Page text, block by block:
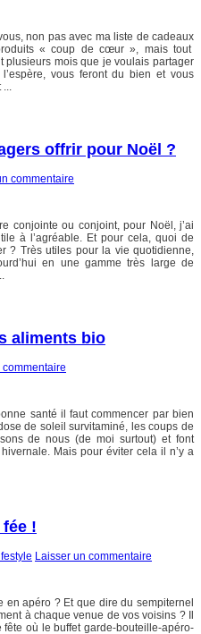
non pas avec ma liste de cadeaux
« coup de cœur », mais tout
mois que je voulais partager
vous feront du bien et vous
...
offrir pour Noël ?
commentaire
conjointe ou conjoint, pour Noël, j’ai
à l’agréable. Et pour cela, quoi de
? Très utiles pour la vie quotidienne,
en une gamme très large de
aliments bio
santé il faut commencer par bien
de soleil survitaminé, les coups de
de nous (de moi surtout) et font
Mais pour éviter cela il n’y a
!
Laisser un commentaire
en apéro ? Et que dire du sempiternel
à chaque venue de vos voisins ? Il
où le buffet garde-bouteille-apéro-